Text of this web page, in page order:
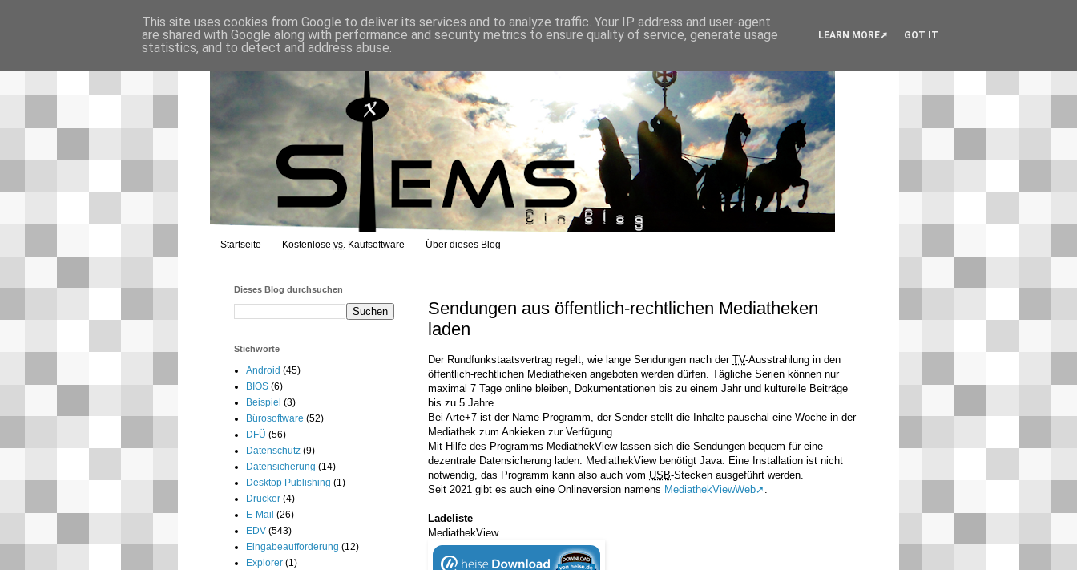
Startseite Kostenlose vs. Kaufsoftware Über dieses Blog
Sendungen aus öffentlich-rechtlichen Mediatheken
laden
Der Rundfunkstaatsvertrag regelt, wie lange Sendungen nach der TV-Ausstrahlung in den
öffentlich-rechtlichen Mediatheken angeboten werden dürfen. Tägliche Serien können nur
maximal 7 Tage online bleiben, Dokumentationen bis zu einem Jahr und kulturelle Beiträge
bis zu 5 Jahre.
Bei Arte+7 ist der Name Programm, der Sender stellt die Inhalte pauschal eine Woche in der
Mediathek zum Ankieken zur Verfügung.
Mit Hilfe des Programms MediathekView lassen sich die Sendungen bequem für eine
dezentrale Datensicherung laden. MediathekView benötigt Java. Eine Installation ist nicht
notwendig, das Programm kann also auch vom USB-Stecken ausgeführt werden.
Seit 2021 gibt es auch eine Onlineversion namens MediathekViewWeb .
Ladeliste
MediathekView
Dieses Blog durchsuchen
Stichworte
Android (45)
BIOS (6)
Beispiel (3)
Bürosoftware (52)
DFÜ (56)
Datenschutz (9)
Datensicherung (14)
Desktop Publishing (1)
Drucker (4)
E-Mail (26)
EDV (543)
Eingabeaufforderung (12)
Explorer (1)
This site uses cookies from Google to deliver its services and to analyze traffic. Your IP address and user-agent
are shared with Google along with performance and security metrics to ensure quality of service, generate usage
statistics, and to detect and address abuse.
LEARN MORE GOT IT